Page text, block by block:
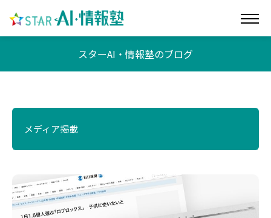
スターAI・情報塾のブログ
メディア掲載